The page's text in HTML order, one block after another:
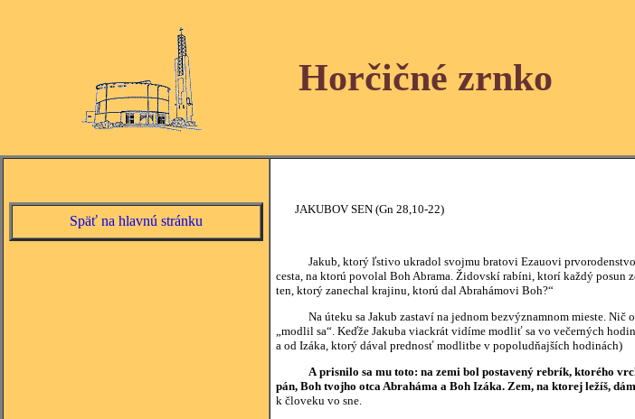
Horčičné zrnko
Späť na hlavnú stránku
JAKUBOV SEN (Gn 28,10-22)
Jakub, ktorý ľstivo ukradol svojmu bratovi Ezauovi prvorodenstvo,
cesta, na ktorú povolal Boh Abrama. Židovskí rabíni, ktorí každý posun
ten, ktorý zanechal krajinu, ktorú dal Abrahámovi Boh?“
Na úteku sa Jakub zastaví na jednom bezvýznamnom mieste. Nič
„modlil sa“. Keďže Jakuba viackrát vidíme modliť sa vo večerných
a od Izáka, ktorý dával prednosť modlitbe v popoludňajších hodinách)
A prisnilo sa mu toto: na zemi bol postavený rebrík, ktorého
pán, Boh tvojho otca Abraháma a Boh Izáka. Zem, na ktorej ležíš,
k človeku vo sne.